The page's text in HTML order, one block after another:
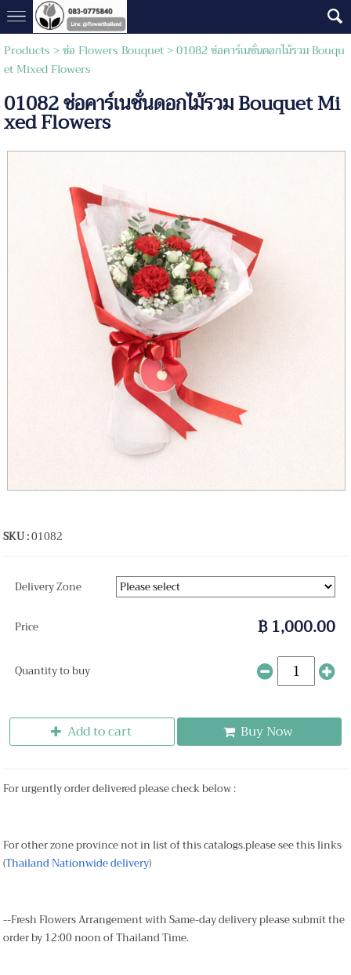
Products >ช่อ Flowers Bouquet> 01082 ช่อคาร์เนชั่นดอกไม้รวม Bouqu
et Mixed Flowers
01082 ช่อคาร์เนชั่นดอกไม้รวม Bouquet Mi
xed Flowers
SKU :01082
Delivery Zone
Price ฿ 1,000.00
Quantity to buy
Add to cart Buy Now
For urgently order delivered please check below :
For other zone province not in list of this catalogs.please see this links
(Thailand Nationwide delivery)
--Fresh Flowers Arrangement with Same-day delivery please submit the
order by 12:00 noon of Thailand Time.